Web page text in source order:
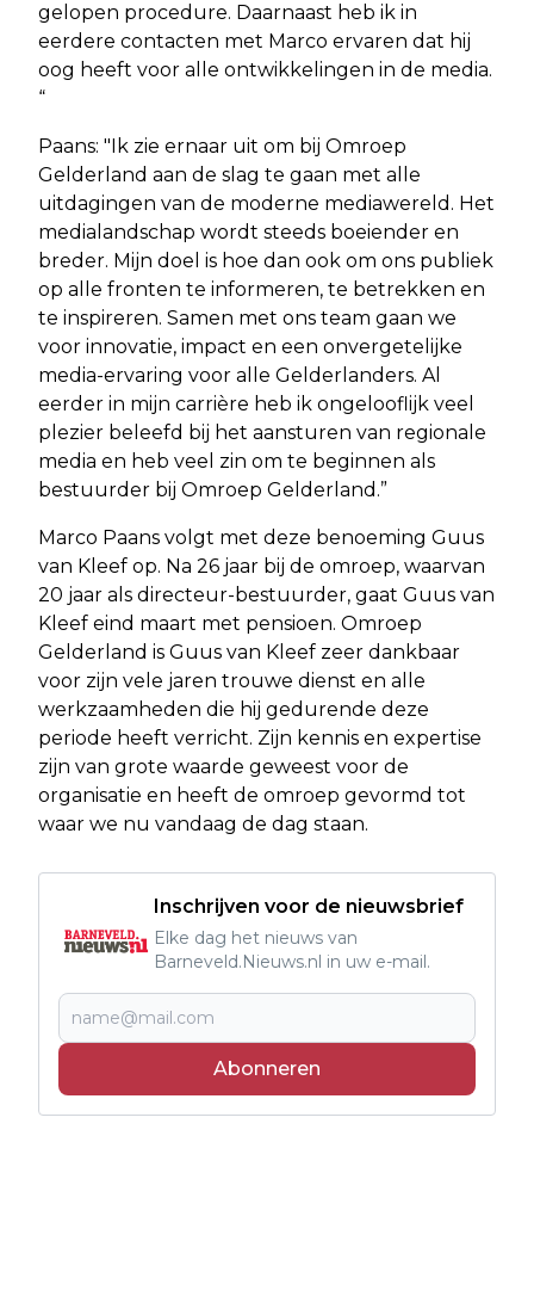
gelopen procedure. Daarnaast heb ik in
eerdere contacten met Marco ervaren dat hij
oog heeft voor alle ontwikkelingen in de media.
“
Paans: "Ik zie ernaar uit om bij Omroep
Gelderland aan de slag te gaan met alle
uitdagingen van de moderne mediawereld. Het
medialandschap wordt steeds boeiender en
breder. Mijn doel is hoe dan ook om ons publiek
op alle fronten te informeren, te betrekken en
te inspireren. Samen met ons team gaan we
voor innovatie, impact en een onvergetelijke
media-ervaring voor alle Gelderlanders. Al
eerder in mijn carrière heb ik ongelooflijk veel
plezier beleefd bij het aansturen van regionale
media en heb veel zin om te beginnen als
bestuurder bij Omroep Gelderland.”
Marco Paans volgt met deze benoeming Guus
van Kleef op. Na 26 jaar bij de omroep, waarvan
20 jaar als directeur-bestuurder, gaat Guus van
Kleef eind maart met pensioen. Omroep
Gelderland is Guus van Kleef zeer dankbaar
voor zijn vele jaren trouwe dienst en alle
werkzaamheden die hij gedurende deze
periode heeft verricht. Zijn kennis en expertise
zijn van grote waarde geweest voor de
organisatie en heeft de omroep gevormd tot
waar we nu vandaag de dag staan.
Inschrijven voor de nieuwsbrief
Elke dag het nieuws van
Barneveld.Nieuws.nl in uw e-mail.
Abonneren